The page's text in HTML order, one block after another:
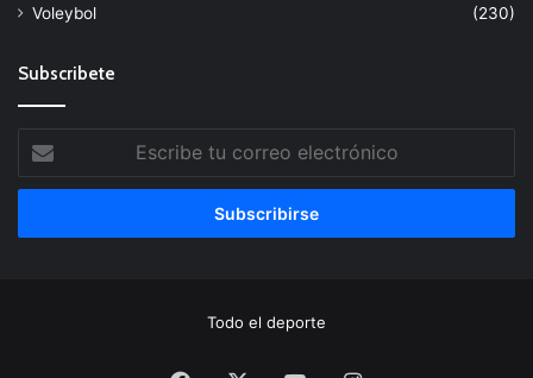
Voleybol
(230)
Subscribete
tu
correo
Todo el deporte